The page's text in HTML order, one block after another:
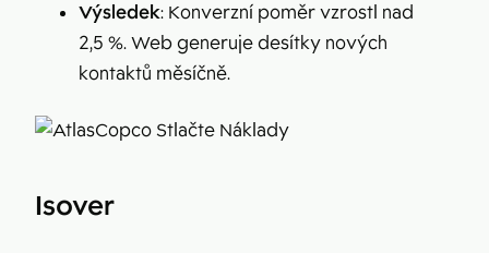
Výsledek: Konverzní poměr vzrostl nad
2,5 %. Web generuje desítky nových
kontaktů měsíčně.
Isover